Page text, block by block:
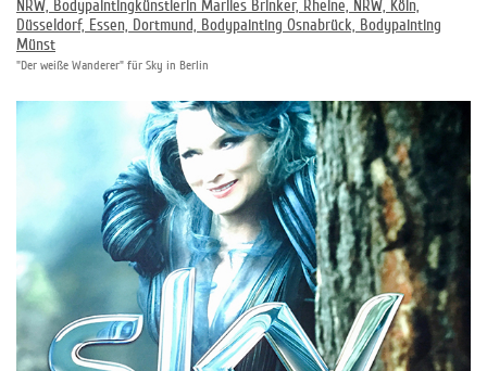
"Der weiße Wanderer" für Sky in Berlin